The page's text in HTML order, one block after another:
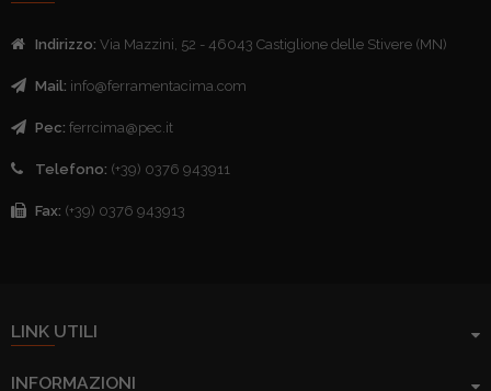
Indirizzo: Via Mazzini, 52 - 46043 Castiglione delle Stivere (MN)
Mail: info@ferramentacima.com
Pec: ferrcima@pec.it
Telefono: (+39) 0376 943911
Fax: (+39) 0376 943913
LINK UTILI
INFORMAZIONI